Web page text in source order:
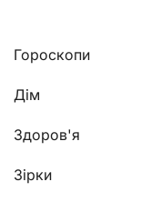
Гороскопи
Дім
Здоров'я
Зірки